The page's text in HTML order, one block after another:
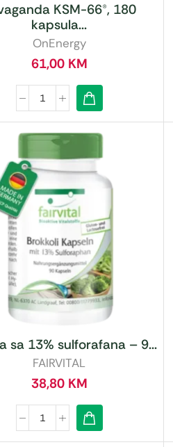
KSM-66®, 180
kapsula...
OnEnergy
61,00 KM
sa 13% sulforafana – 9...
FAIRVITAL
38,80 KM